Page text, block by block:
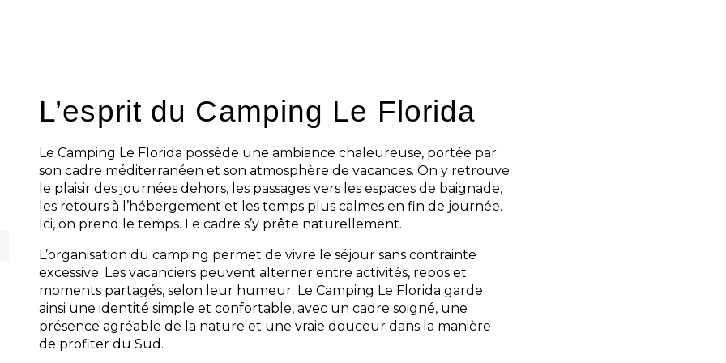
L’esprit du Camping Le Florida
Le Camping Le Florida possède une ambiance chaleureuse, portée par
son cadre méditerranéen et son atmosphère de vacances. On y retrouve
le plaisir des journées dehors, les passages vers les espaces de baignade,
les retours à l’hébergement et les temps plus calmes en fin de journée.
Ici, on prend le temps. Le cadre s’y prête naturellement.
L’organisation du camping permet de vivre le séjour sans contrainte
excessive. Les vacanciers peuvent alterner entre activités, repos et
moments partagés, selon leur humeur. Le Camping Le Florida garde
ainsi une identité simple et confortable, avec un cadre soigné, une
présence agréable de la nature et une vraie douceur dans la manière
de profiter du Sud.